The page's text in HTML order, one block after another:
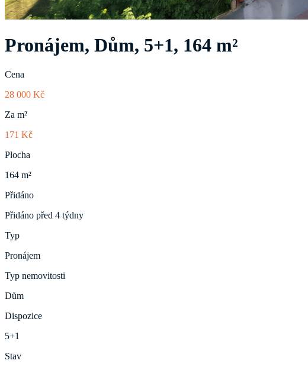
Pronájem, Dům, 5+1, 164 m²
Cena
28 000 Kč
Za m²
171 Kč
Plocha
164 m²
Přidáno
Přidáno před 4 týdny
Typ
Pronájem
Typ nemovitosti
Dům
Dispozice
5+1
Stav